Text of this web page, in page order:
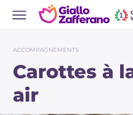
ACCOMPAGNEMENTS
Carottes à
air